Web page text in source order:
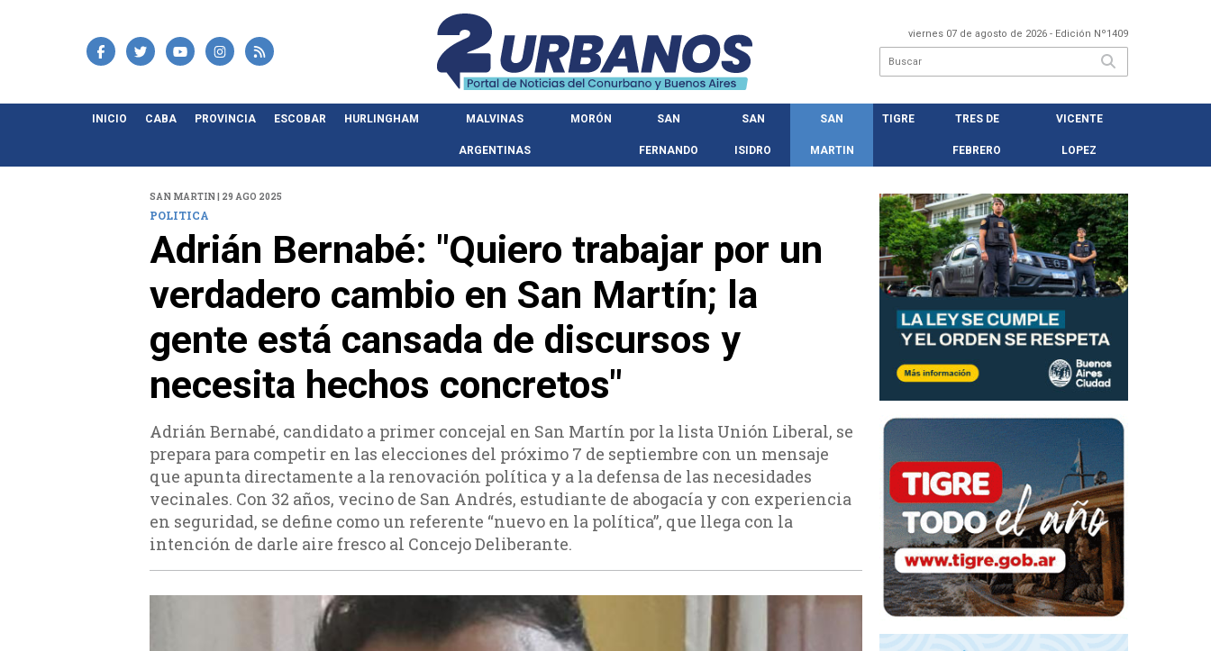
viernes 07 de agosto de 2026 - Edición Nº1409
INICIO CABA PROVINCIA ESCOBAR HURLINGHAM MALVINAS
ARGENTINAS
MORÓN SAN
FERNANDO
SAN
ISIDRO
SAN
MARTIN
TIGRE TRES DE
FEBRERO
VICENTE
LOPEZ
SAN MARTIN | 29 AGO 2025
POLITICA
Adrián Bernabé: "Quiero trabajar por un
verdadero cambio en San Martín; la
gente está cansada de discursos y
necesita hechos concretos"
Adrián Bernabé, candidato a primer concejal en San Martín por la lista Unión Liberal, se
prepara para competir en las elecciones del próximo 7 de septiembre con un mensaje
que apunta directamente a la renovación política y a la defensa de las necesidades
vecinales. Con 32 años, vecino de San Andrés, estudiante de abogacía y con experiencia
en seguridad, se define como un referente “nuevo en la política”, que llega con la
intención de darle aire fresco al Concejo Deliberante.